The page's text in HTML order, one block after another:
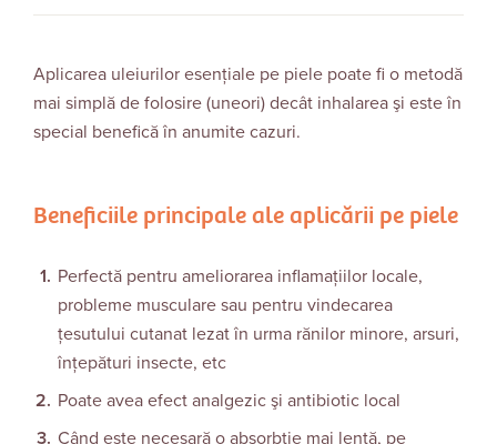
Aplicarea uleiurilor esenţiale pe piele poate fi o metodă
mai simplă de folosire (uneori) decât inhalarea şi este în
special benefică în anumite cazuri.
Beneficiile principale ale aplicării pe piele
Perfectă pentru ameliorarea inflamațiilor locale,
probleme musculare sau pentru vindecarea
ţesutului cutanat lezat în urma rănilor minore, arsuri,
înțepături insecte, etc
Poate avea efect analgezic şi antibiotic local
Când este necesară o absorbţie mai lentă, pe